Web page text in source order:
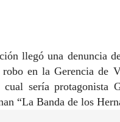
llegó una denuncia
en la Gerencia de
sería protagonista
“La Banda de los